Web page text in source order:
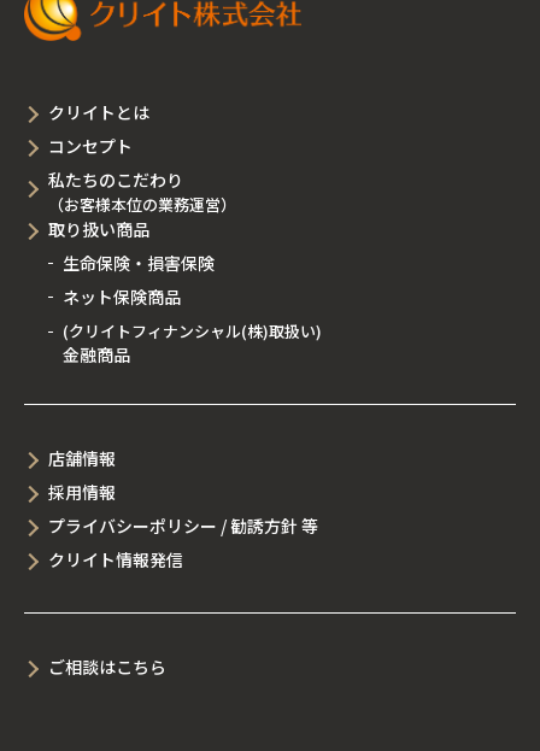
クリイトとは
コンセプト
私たちのこだわり
（お客様本位の業務運営）
取り扱い商品
生命保険・損害保険
ネット保険商品
(クリイトフィナンシャル(株)取扱い)
金融商品
店舗情報
採用情報
プライバシーポリシー / 勧誘方針 等
クリイト情報発信
ご相談はこちら